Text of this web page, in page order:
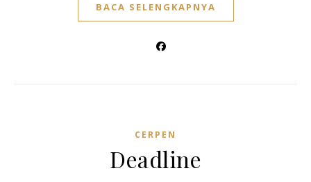
BACA SELENGKAPNYA
CERPEN
Deadline